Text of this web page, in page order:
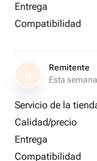
Entrega
Compatibilidad
R
Remitente
Esta semana
Servicio de la
Calidad/precio
Entrega
Compatibilidad